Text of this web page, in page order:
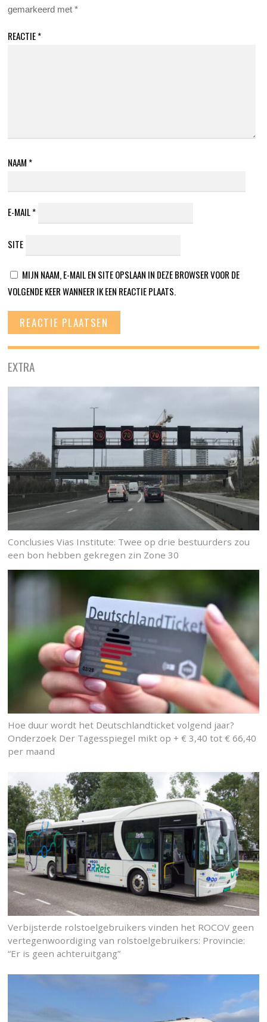
gemarkeerd met*
REACTIE*
NAAM *
E-MAIL*
SITE
MIJN NAAM, E-MAIL EN SITE OPSLAAN IN DEZE BROWSER VOOR DE
VOLGENDE KEER WANNEER IK EEN REACTIE PLAATS.
EXTRA
Conclusies Vias Institute: Twee op drie bestuurders zou
een bon hebben gekregen zin Zone 30
Hoe duur wordt het Deutschlandticket volgend jaar?
Onderzoek Der Tagesspiegel mikt op + € 3,40 tot € 66,40
per maand
Verbijsterde rolstoelgebruikers vinden het ROCOV geen
vertegenwoordiging van rolstoelgebruikers: Provincie:
“Er is geen achteruitgang”